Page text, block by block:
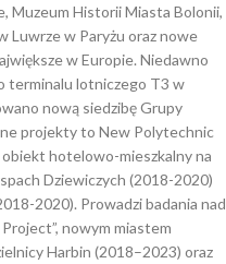
Muzeum Historii Miasta Bolonii,
Luwrze w Paryżu oraz nowe
w Europie. Niedawno
terminalu lotniczego T3 w
nową siedzibę Grupy
projekty to New Polytechnic
hotelowo-mieszkalny na
Dziewiczych (2018-2020)
2020). Prowadzi badania nad
nowym miastem
Harbin (2018–2023) oraz